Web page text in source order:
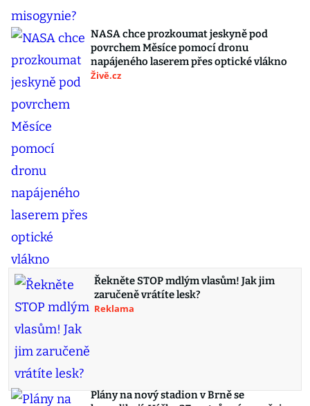
NASA chce prozkoumat jeskyně pod
povrchem Měsíce pomocí dronu
napájeného laserem přes optické vlákno
Živě.cz
Řekněte STOP mdlým vlasům! Jak jim
zaručeně vrátíte lesk?
Reklama
Plány na nový stadion v Brně se